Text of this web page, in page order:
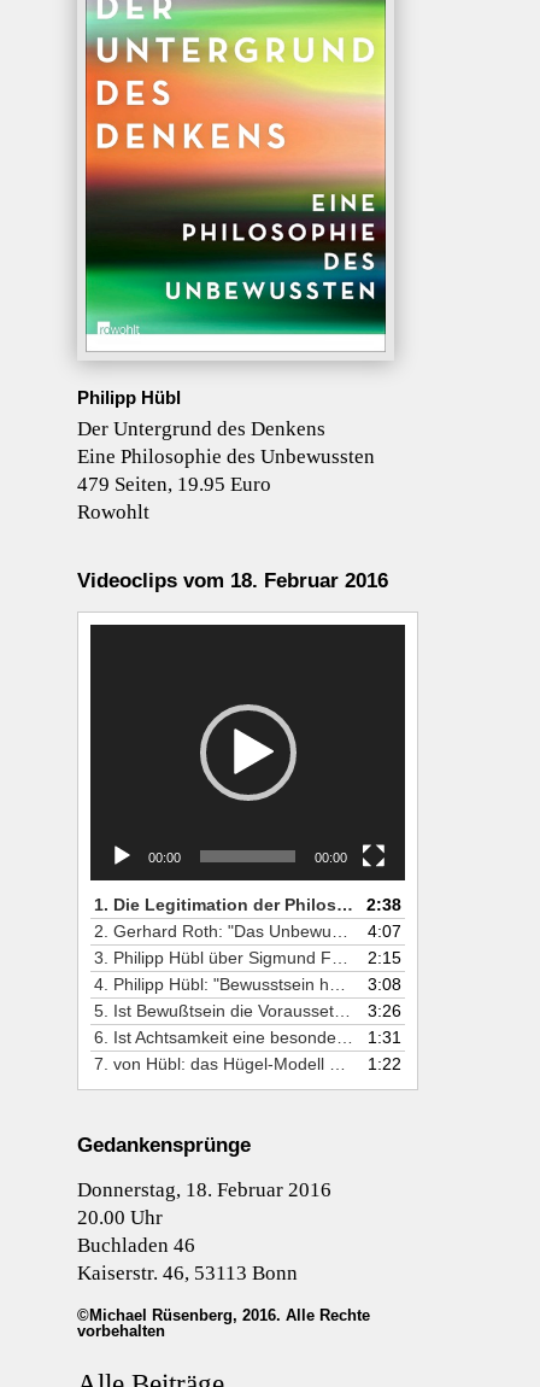
Philipp Hübl
Der Untergrund des Denkens
Eine Philosophie des Unbewussten
479 Seiten, 19.95 Euro
Rowohlt
Videoclips vom 18. Februar 2016
00:00 00:00
1. Die Legitimation der Philosophie, Studien aus Neurowissenschaften und Psychologie zu kritisieren
2:38
4:07
2:15
3:08
3:26
1:31
1:22
Gedankensprünge
Donnerstag, 18. Februar 2016
20.00 Uhr
Buchladen 46
Kaiserstr. 46, 53113 Bonn
©Michael Rüsenberg, 2016. Alle Rechte
vorbehalten